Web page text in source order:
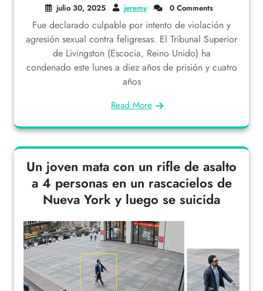
julio 30, 2025 jeremy 0 Comments
Fue declarado culpable por intento de violación y
agresión sexual contra feligresas. El Tribunal Superior
de Livingston (Escocia, Reino Unido) ha
condenado este lunes a diez años de prisión y cuatro
años
Read More
Un joven mata con un rifle de asalto
a 4 personas en un rascacielos de
Nueva York y luego se suicida